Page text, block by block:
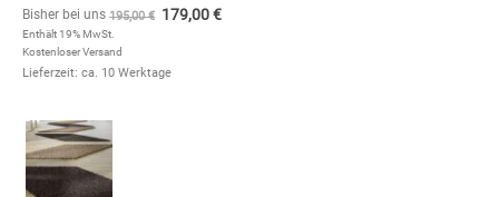
0 out of 5
Bisher bei uns 195,00€ 179,00€
Enthält 19% MwSt.
Kostenloser Versand
Lieferzeit: ca. 10 Werktage